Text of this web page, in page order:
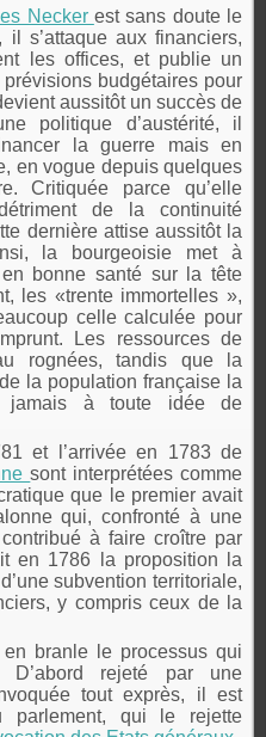
Necker est sans doute le
s’attaque aux financiers,
les offices, et publie un
budgétaires pour
aussitôt un succès de
politique d’austérité, il
la guerre mais en
en vogue depuis quelques
Critiquée parce qu’elle
de la continuité
dernière attise aussitôt la
la bourgeoisie met à
bonne santé sur la tête
les «trente immortelles »,
celle calculée pour
Les ressources de
rognées, tandis que la
la population française la
jamais à toute idée de
et l’arrivée en 1783 de
sont interprétées comme
que le premier avait
qui, confronté à une
à faire croître par
en 1786 la proposition la
subvention territoriale,
y compris ceux de la
en branle le processus qui
rejeté par une
tout exprès, il est
parlement, qui le rejette